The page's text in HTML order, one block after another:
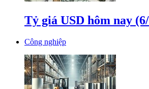
Tỷ giá USD hôm nay
Công nghiệp